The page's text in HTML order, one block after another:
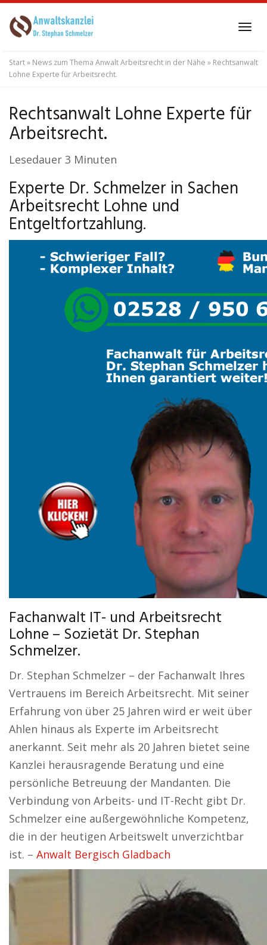
to
content
Start» News zum Thema Anwalt Arbeitsrecht in der Nähe » Rechtsanwalt
Lohne Experte für Arbeitsrecht.
Rechtsanwalt Lohne Experte für
Arbeitsrecht.
Lesedauer 3 Minuten
Experte Dr. Schmelzer in Sachen
Arbeitsrecht Lohne und
Entgeltfortzahlung.
Fachanwalt IT- und Arbeitsrecht
Lohne – Sozietät Dr. Stephan
Schmelzer.
Dr. Stephan Schmelzer – der Fachanwalt Ihres
Vertrauens im Bereich Arbeitsrecht. Mit seiner
Erfahrung von über 25 Jahren wird er weit über
Ahlen hinaus als Experte im Arbeitsrecht
anerkannt. Seit mehr als 20 Jahren bietet seine
Kanzlei herausragende Beratung und eine
persönliche Betreuung der Mandanten. Die
Verbindung von Arbeits- und IT-Recht gibt Dr.
Schmelzer eine außergewöhnliche Kompetenz,
die in der heutigen Arbeitswelt unverzichtbar
ist. – Anwalt Bergisch Gladbach